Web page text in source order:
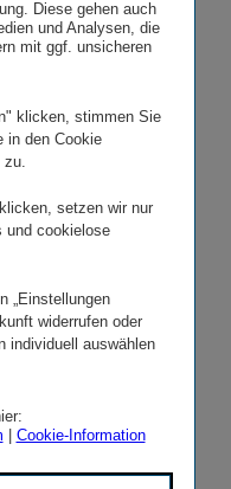
Diese gehen auch
und Analysen, die
mit ggf. unsicheren
klicken, stimmen Sie
in den Cookie
zu.
setzen wir nur
und cookielose
„Einstellungen
widerrufen oder
individuell auswählen
Cookie-Information